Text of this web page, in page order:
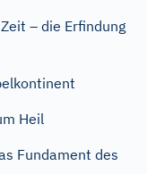
– die Erfindung
Heil
Fundament des